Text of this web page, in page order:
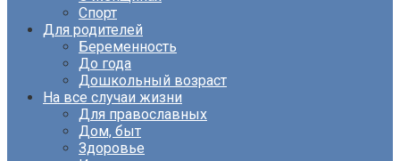
Спорт
Для родителей
Беременность
До года
Дошкольный возраст
На все случаи жизни
Для православных
Дом, быт
Здоровье